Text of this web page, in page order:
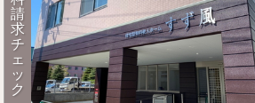
請
求
チ
ェ
ッ
ク